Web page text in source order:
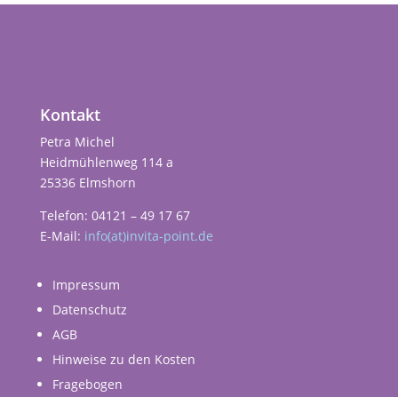
Kontakt
Petra Michel
Heidmühlenweg 114 a
25336 Elmshorn
Telefon: 04121 – 49 17 67
E-Mail: info(at)invita-point.de
Impressum
Datenschutz
AGB
Hinweise zu den Kosten
Fragebogen